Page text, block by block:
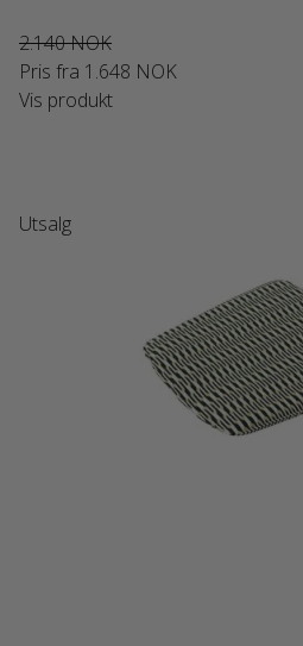
2.140 NOK
Pris fra 1.648 NOK
Vis produkt
Utsalg